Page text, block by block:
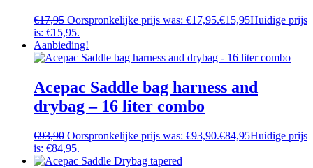
€17,95 Oorspronkelijke prijs was: €17,95.€15,95Huidige prijs
is: €15,95.
Aanbieding!
Acepac Saddle bag harness and
drybag – 16 liter combo
€93,90 Oorspronkelijke prijs was: €93,90.€84,95Huidige prijs
is: €84,95.